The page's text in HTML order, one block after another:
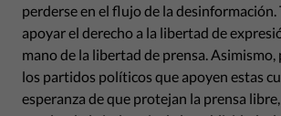
perderse en el flujo de la desinformación.
apoyar el derecho a la libertad de
mano de la libertad de prensa.
los partidos políticos que apoyen estas
esperanza de que protejan la prensa